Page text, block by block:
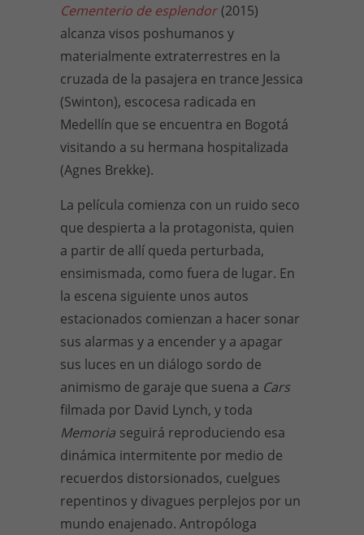
Cementerio de esplendor (2015)
alcanza visos poshumanos y
materialmente extraterrestres en la
cruzada de la pasajera en trance Jessica
(Swinton), escocesa radicada en
Medellín que se encuentra en Bogotá
visitando a su hermana hospitalizada
(Agnes Brekke).
La película comienza con un ruido seco
que despierta a la protagonista, quien
a partir de allí queda perturbada,
ensimismada, como fuera de lugar. En
la escena siguiente unos autos
estacionados comienzan a hacer sonar
sus alarmas y a encender y a apagar
sus luces en un diálogo sordo de
animismo de garaje que suena a Cars
filmada por David Lynch, y toda
Memoria seguirá reproduciendo esa
dinámica intermitente por medio de
recuerdos distorsionados, cuelgues
repentinos y divagues perplejos por un
mundo enajenado. Antropóloga